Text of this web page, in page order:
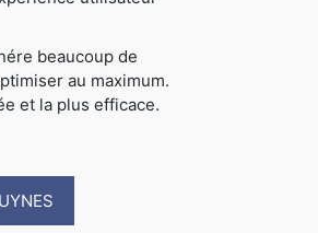
beaucoup de
au maximum.
et la plus efficace.